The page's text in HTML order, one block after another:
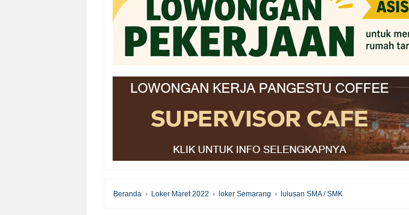
Beranda › Loker Maret 2022 › loker Semarang › lulusan SMA / SMK